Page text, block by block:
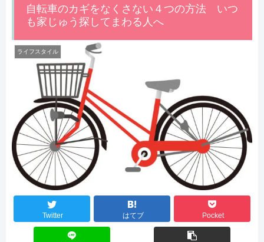
自転車のカギをなくさない４つの方法 いつ
も家じゅう探してまわる人へ
ライフスタイル
Twitter はてブ Pocket